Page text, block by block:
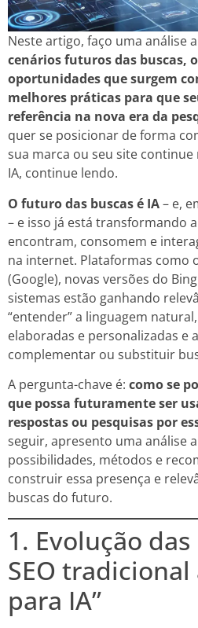
Neste artigo, faço uma análise
cenários futuros das buscas,
oportunidades que surgem
melhores práticas para que
referência na nova era da
quer se posicionar de forma
sua marca ou seu site
IA, continue lendo.
O futuro das buscas é IA– e,
– e isso já está transformando
encontram, consomem e
na internet. Plataformas como
(Google), novas versões do
sistemas estão ganhando
“entender” a linguagem
elaboradas e personalizadas e
complementar ou substituir
A pergunta-chave é: como se
que possa futuramente ser
respostas ou pesquisas por
seguir, apresento uma análise
possibilidades, métodos e
construir essa presença e
buscas do futuro.
1. Evolução
SEO tradicional
para IA”